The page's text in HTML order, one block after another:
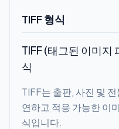
TIFF 형식
TIFF (태그된 이미지
식
TIFF는 출판, 사진 및
연하고 적응 가능한 이
식입니다.